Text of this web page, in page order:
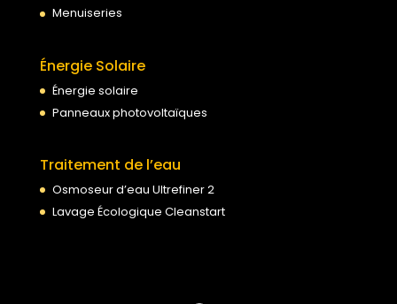
Menuiseries
Énergie Solaire
Énergie solaire
Panneaux photovoltaïques
Traitement de l’eau
Osmoseur d’eau Ultrefiner 2
Lavage Écologique Cleanstart